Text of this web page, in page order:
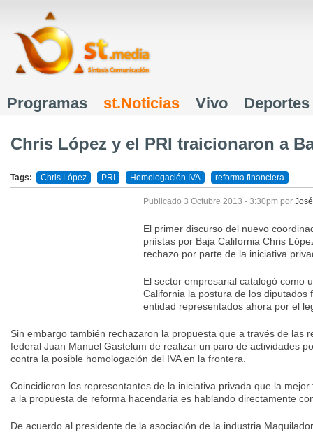
Menú principal
Programas st.Noticias Vivo Deportes
Chris López y el PRI traicionaron a
Tags: Chris López PRI Homologación IVA reforma financiera
Publicado 3 Octubre 2013 - 3:30pm por
El primer discurso del nuevo
priístas por Baja California Chris
rechazo por parte de la iniciativa
El sector empresarial catalogó como
California la postura de los diputados
entidad representados ahora por el
Sin embargo también rechazaron la propuesta que a través de las
federal Juan Manuel Gastelum de realizar un paro de actividades
contra la posible homologación del IVA en la frontera.
Coincidieron los representantes de la iniciativa privada que la
a la propuesta de reforma hacendaria es hablando directamente
De acuerdo al presidente de la asociación de la industria